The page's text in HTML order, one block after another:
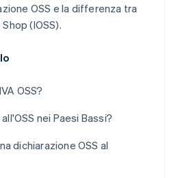
OSS e la differenza tra
(IOSS).
OSS?
nei Paesi Bassi?
dichiarazione OSS al